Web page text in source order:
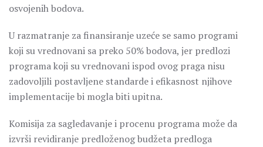
osvojenih bodova.
U razmatranje za finansiranje uzeće se samo programi
koji su vrednovani sa preko 50% bodova, jer predlozi
programa koji su vrednovani ispod ovog praga nisu
zadovoljili postavljene standarde i efikasnost njihove
implementacije bi mogla biti upitna.
Komisija za sagledavanje i procenu programa može da
izvrši revidiranje predloženog budžeta predloga